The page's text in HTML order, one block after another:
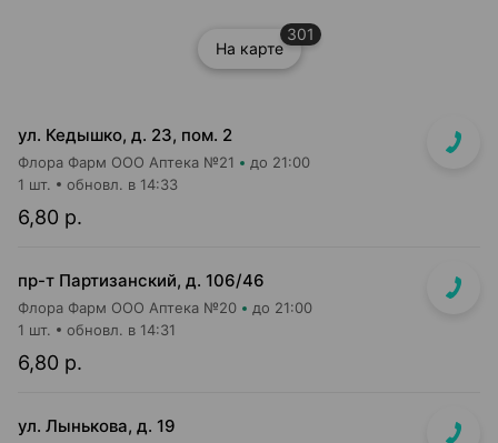
На карте
301
ул. Кедышко, д. 23, пом. 2
Флора Фарм ООО Аптека №21 до 21:00
6,80 р.
1 шт. обновл. в 14:33
пр-т Партизанский, д. 106/46
Флора Фарм ООО Аптека №20 до 21:00
6,80 р.
1 шт. обновл. в 14:31
ул. Лынькова, д. 19